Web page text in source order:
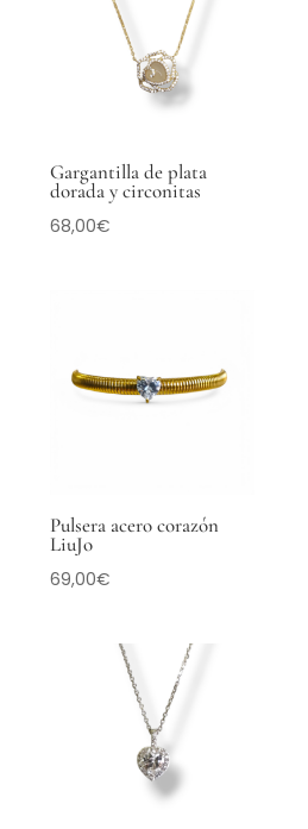
Gargantilla de plata
dorada y circonitas
68,00€
Pulsera acero corazón
LiuJo
69,00€